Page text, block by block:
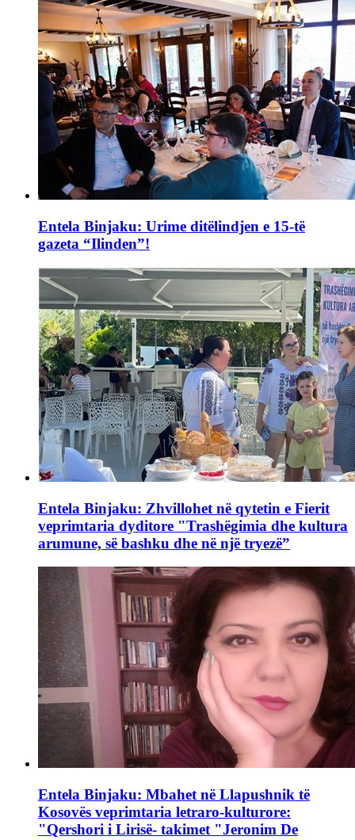
Entela Binjaku: Urime ditëlindjen e 15-të
gazeta “Ilinden”!
Entela Binjaku: Zhvillohet në qytetin e Fierit
veprimtaria dyditore "Trashëgimia dhe kultura
arumune, së bashku dhe në një tryezë”
Entela Binjaku: Mbahet në Llapushnik të
Kosovës veprimtaria letraro-kulturore:
"Qershori i Lirisë- takimet "Jeronim De